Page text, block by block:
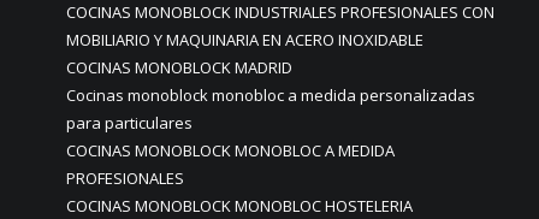
COCINAS MONOBLOCK INDUSTRIALES PROFESIONALES CON
MOBILIARIO Y MAQUINARIA EN ACERO INOXIDABLE
COCINAS MONOBLOCK MADRID
Cocinas monoblock monobloc a medida personalizadas
para particulares
COCINAS MONOBLOCK MONOBLOC A MEDIDA
PROFESIONALES
COCINAS MONOBLOCK MONOBLOC HOSTELERIA